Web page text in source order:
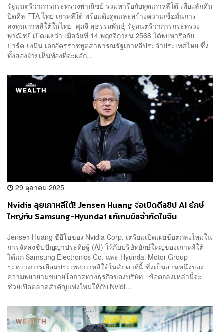
รัฐมนตรีว่าการกระทรวงพาณิชย์ ร่วมหารือกับทูตเกาหลีใต้ เพื่อผลักดัน
ปิดดีล FTA ไทย-เกาหลีใต้ พร้อมดึงดูดและสร้างความเชื่อมั่นการ
ลงทุนเกาหลีใต้ในไทย ​ศุภจี สุธรรมพันธุ์ รัฐมนตรีว่าการกระทรวง
พาณิชย์ เปิดเผยว่า เมื่อวันที่ 14 พฤศจิกายน 2568 ได้พบหารือกับ
ปาร์ค ยงมิน เอกอัครราชทูตสาธารณรัฐเกาหลีประจำประเทศไทย ซึ่ง
ทั้งสองฝ่ายเห็นพ้องที่จะผลัก...
29 ตุลาคม 2025
Nvidia ลุยเกาหลีใต้! Jensen Huang จ่อเปิดดีลชิป AI ยักษ์
ใหญ่กับ Samsung-Hyundai แก้เกมข้อจำกัดในจีน
Jensen Huang ซีอีโอของ Nvidia Corp. เตรียมเปิดเผยข้อตกลงใหม่ใน
การจัดส่งชิปปัญญาประดิษฐ์ (AI) ให้กับบริษัทยักษ์ใหญ่ของเกาหลีใต้
ได้แก่ Samsung Electronics Co. และ Hyundai Motor Group
ระหว่างการเยือนประเทศเกาหลีใต้ในสัปดาห์นี้ ซึ่งเป็นส่วนหนึ่งของ
ความพยายามขยายโอกาสทางธุรกิจของบริษัท ข้อตกลงเหล่านี้จะ
ช่วยเปิดตลาดสำคัญแห่งใหม่ให้กับ Nvidi...